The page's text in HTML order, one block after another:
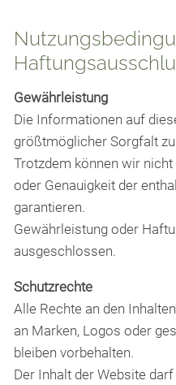
Gewährleistung
Die Informationen auf
größtmöglicher Sorgfalt
Trotzdem können wir
oder Genauigkeit der
garantieren.
Gewährleistung oder
ausgeschlossen.
Schutzrechte
Alle Rechte an den
an Marken, Logos oder
bleiben vorbehalten.
Der Inhalt der Website